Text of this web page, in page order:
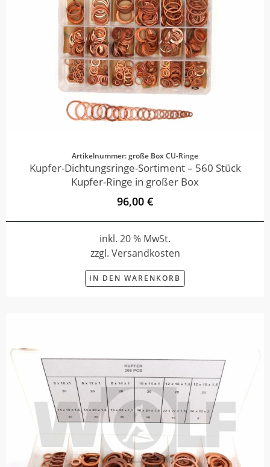
Artikelnummer: große Box CU-Ringe
Kupfer-Dichtungsringe-Sortiment – 560 Stück
Kupfer-Ringe in großer Box
96,00 €
inkl. 20 % MwSt.
zzgl. Versandkosten
IN DEN WARENKORB